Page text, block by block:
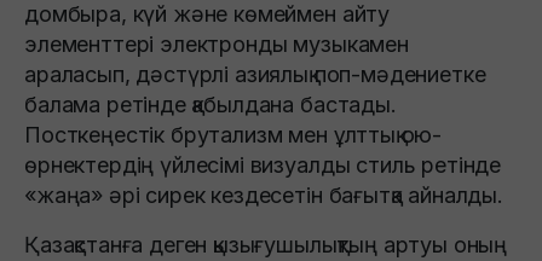
домбыра, күй және көмеймен айту
элементтері электронды музыкамен
араласып, дәстүрлі азиялық поп-мәдениетке
балама ретінде қабылдана бастады.
Посткеңестік брутализм мен ұлттық ою-
өрнектердің үйлесімі визуалды стиль ретінде
«жаңа» әрі сирек кездесетін бағытқа айналды.
Қазақстанға деген қызығушылықтың артуы оның